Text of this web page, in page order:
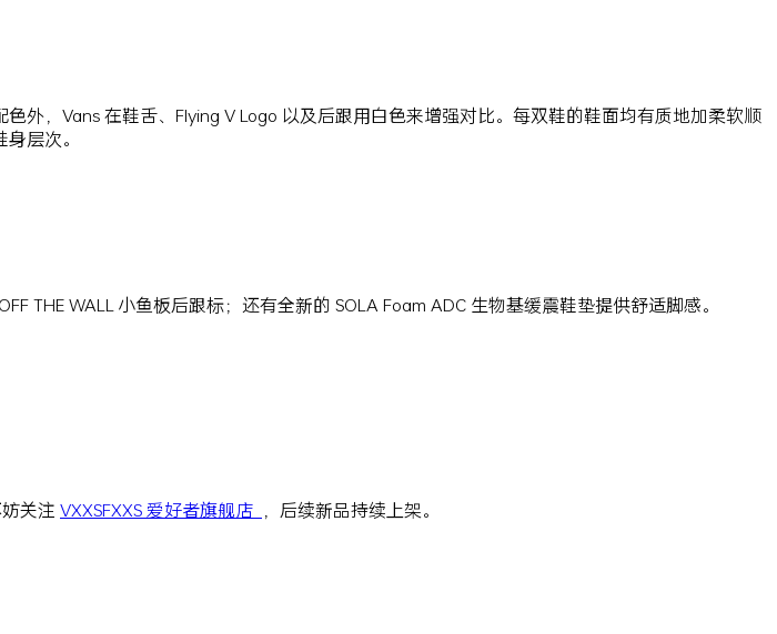
外，Vans 在鞋舌、Flying V Logo 以及后跟用白色来增强对比。每双鞋的鞋面均有质地加柔软顺
层次。
THE WALL 小鱼板后跟标；还有全新的 SOLA Foam ADC 生物基缓震鞋垫提供舒适脚感。
关注 VXXSFXXS 爱好者旗舰店 ，后续新品持续上架。